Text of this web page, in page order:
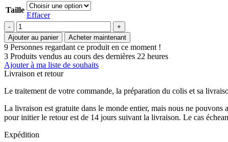
Taille
Effacer
quantité
de
Chaussures
Zelda
Tears
Of
Kingdom
Ajouter au panier Acheter maintenant
9 Personnes regardant ce produit en ce moment !
3 Produits vendus au cours des dernières 22 heures
Ajouter à ma liste de souhaits
Livraison et retour
Le traitement de votre commande, la préparation du colis et sa
La livraison est gratuite dans le monde entier, mais nous ne
pour initier le retour est de 14 jours suivant la livraison. Le cas
Expédition